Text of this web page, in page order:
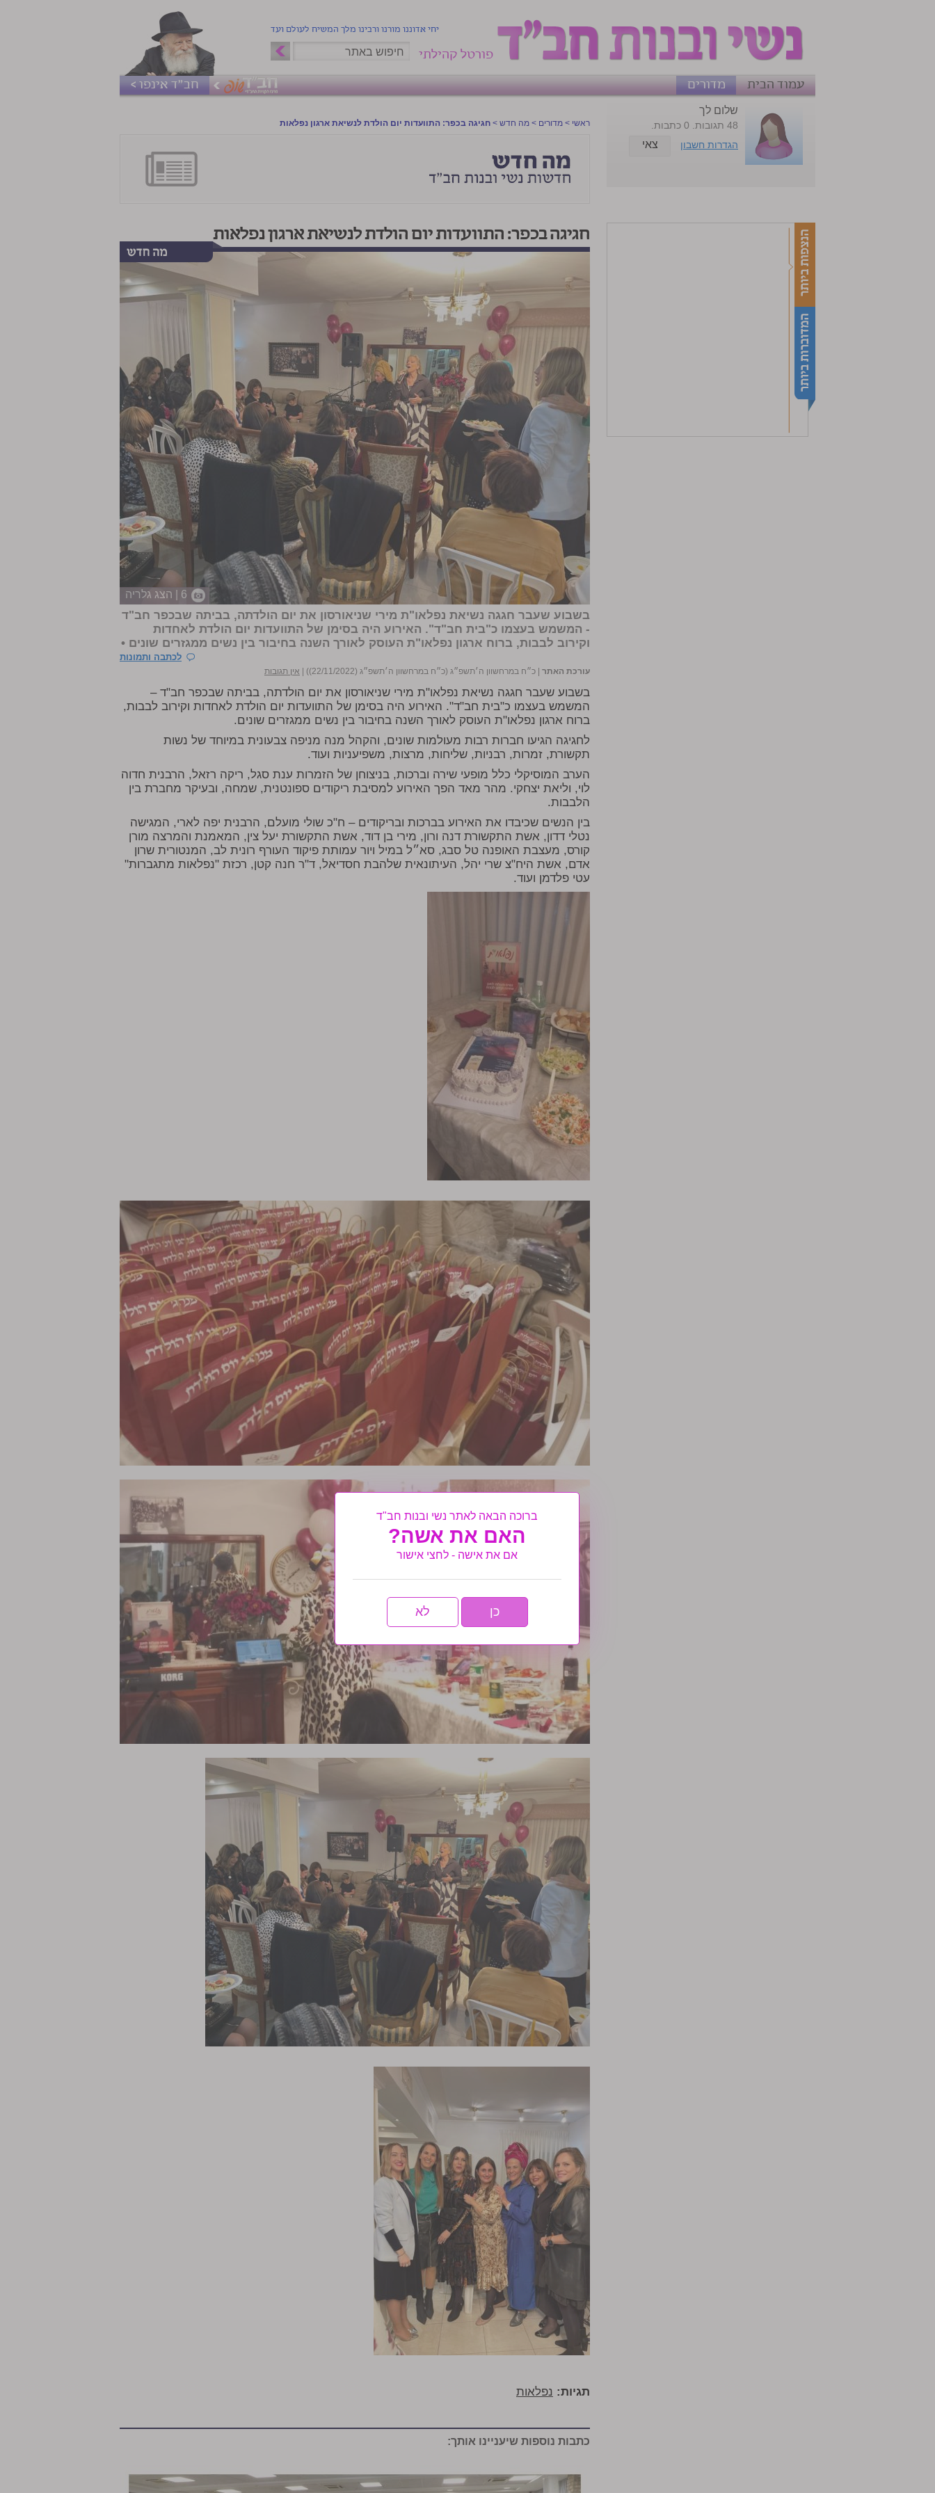
יחי אדוננו מורנו ורבינו מלך המשיח לעולם ועד
פורטל קהילתי
עמוד הבית
מדורים חב"ד אינפו >
ראשי > מדורים > מה חדש > חגיגה בכפר: התוועדות יום הולדת לנשיאת ארגון נפלאות
חגיגה בכפר: התוועדות יום הולדת לנשיאת ארגון נפלאות
6 | הצג גלריה
בשבוע שעבר חגגה נשיאת נפלאו"ת מירי שניאורסון את יום הולדתה, בביתה שבכפר חב"ד
- המשמש בעצמו כ"בית חב"ד". האירוע היה בסימן של התוועדות יום הולדת לאחדות
וקירוב לבבות, ברוח ארגון נפלאו"ת העוסק לאורך השנה בחיבור בין נשים ממגזרים שונים •
לכתבה ותמונות
עורכת האתר כ״ח במרחשוון ה׳תשפ״ג (כ״ח במרחשוון ה׳תשפ״ג (22/11/2022)) אין תגובות
בשבוע שעבר חגגה נשיאת נפלאו"ת מירי שניאורסון את יום הולדתה, בביתה שבכפר חב"ד –
המשמש בעצמו כ"בית חב"ד". האירוע היה בסימן של התוועדות יום הולדת לאחדות וקירוב לבבות,
ברוח ארגון נפלאו"ת העוסק לאורך השנה בחיבור בין נשים ממגזרים שונים.
לחגיגה הגיעו חברות רבות מעולמות שונים, והקהל מנה מניפה צבעונית במיוחד של נשות
תקשורת, זמרות, רבניות, שליחות, מרצות, משפיעניות ועוד.
הערב המוסיקלי כלל מופעי שירה וברכות, בניצוחן של הזמרות ענת סגל, ריקה רזאל, הרבנית חדוה
לוי, וליאת יצחקי. מהר מאד הפך האירוע למסיבת ריקודים ספונטנית, שמחה, ובעיקר מחברת בין
הלבבות.
בין הנשים שכיבדו את האירוע בברכות ובריקודים – ח"כ שולי מועלם, הרבנית יפה לארי, המגישה
נטלי דדון, אשת התקשורת דנה ורון, מירי בן דוד, אשת התקשורת יעל צין, המאמנת והמרצה מורן
קורס, מעצבת האופנה טל סבג, סא״ל במיל ויור עמותת פיקוד העורף רונית לב, המנטורית שרון
אדם, אשת היח"צ שרי יהל, העיתונאית שלהבת חסדיאל, ד"ר חנה קטן, רכזת "נפלאות מתגברות"
עטי פלדמן ועוד.
תגיות: נפלאות
כתבות נוספות שיעניינו אותך:
שלום לך
48 תגובות. 0 כתבות.
הגדרות חשבון
צאי
ברוכה הבאה לאתר נשי ובנות חב"ד
האם את אשה?
אם את אישה - לחצי אישור
כן לא